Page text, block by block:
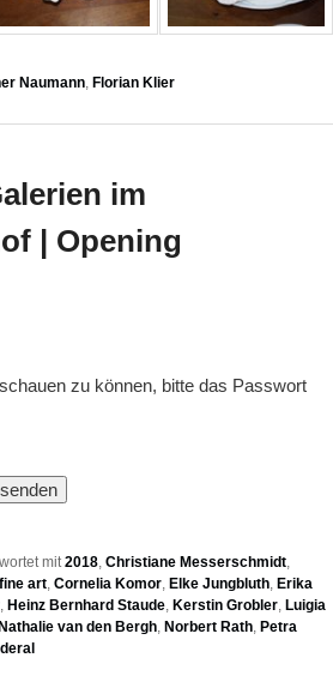
Naumann, Florian Klier
im
| Opening
zu können, bitte das Passwort
mit 2018 Christiane Messerschmidt
art Cornelia Komor Elke Jungbluth Erika
Heinz Bernhard Staude Kerstin Grobler Luigia
van den Bergh Norbert Rath Petra